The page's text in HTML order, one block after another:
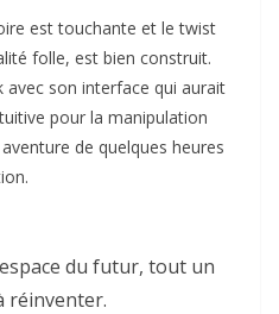
est touchante et le twist
folle, est bien construit.
avec son interface qui aurait
pour la manipulation
de quelques heures
du futur, tout un
réinventer.